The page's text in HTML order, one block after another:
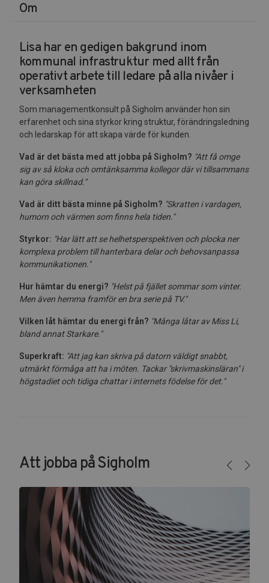
Om
Lisa har en gedigen bakgrund inom
kommunal infrastruktur med allt från
operativt arbete till ledare på alla nivåer i
verksamheten
Som managementkonsult på Sigholm använder hon sin
erfarenhet och sina styrkor kring struktur, förändringsledning
och ledarskap för att skapa värde för kunden.
Vad är det bästa med att jobba på Sigholm? "Att få omge
sig av så kloka och omtänksamma kollegor där vi tillsammans
kan göra skillnad."
Vad är ditt bästa minne på Sigholm? "Skratten i vardagen,
humorn och värmen som finns hela tiden."
Styrkor: "Har lätt att se helhetsperspektiven och plocka ner
komplexa problem till hanterbara delar och behovsanpassa
kommunikationen. "
Hur hämtar du energi? "Helst på fjället sommar som vinter.
Men även hemma framför en bra serie på TV."
Vilken låt hämtar du energi från? "Många låtar av Miss Li,
bland annat Starkare."
Superkraft: "Att jag kan skriva på datorn väldigt snabbt,
utmärkt förmåga att ha i möten. Tackar "skrivmaskinsläran" i
högstadiet och tidiga chattar i internets födelse för det."
Att jobba på Sigholm